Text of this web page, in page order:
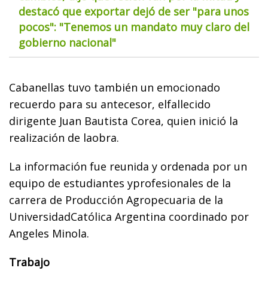
destacó que exportar dejó de ser "para unos
pocos": "Tenemos un mandato muy claro del
gobierno nacional"
Cabanellas tuvo también un emocionado
recuerdo para su antecesor, elfallecido
dirigente Juan Bautista Corea, quien inició la
realización de laobra.
La información fue reunida y ordenada por un
equipo de estudiantes yprofesionales de la
carrera de Producción Agropecuaria de la
UniversidadCatólica Argentina coordinado por
Angeles Minola.
Trabajo